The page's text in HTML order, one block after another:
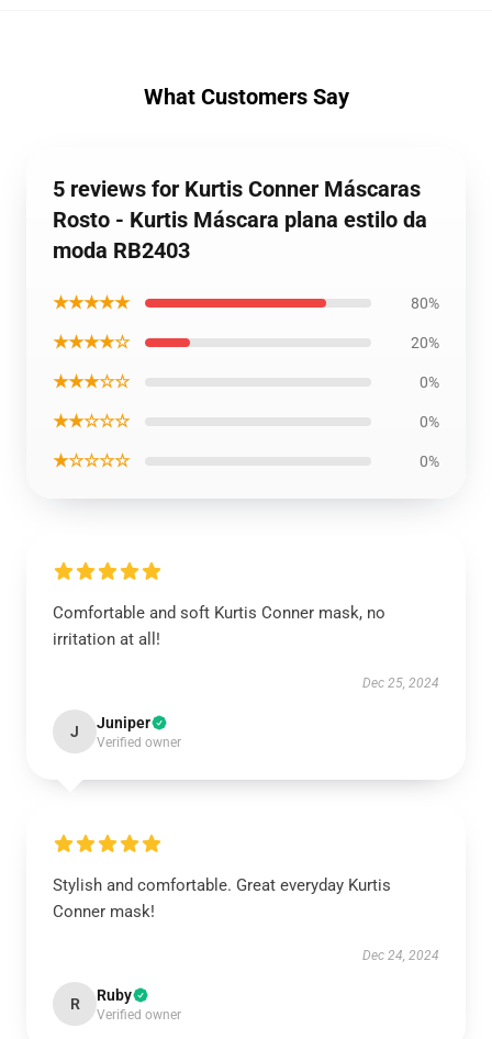
What Customers Say
5 reviews for Kurtis Conner Máscaras
Rosto - Kurtis Máscara plana estilo da
moda RB2403
★★★★★ 80%
★★★★☆ 20%
★★★☆☆ 0%
★★☆☆☆ 0%
★☆☆☆☆ 0%
Comfortable and soft Kurtis Conner mask, no
irritation at all!
Dec 25, 2024
J Juniper
Verified owner
Stylish and comfortable. Great everyday Kurtis
Conner mask!
Dec 24, 2024
R Ruby
Verified owner